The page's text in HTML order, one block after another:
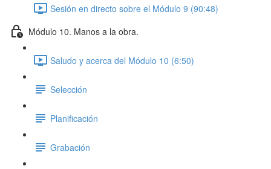
Sesión en directo sobre el Módulo 9 (90:48)
Módulo 10. Manos a la obra.
Saludo y acerca del Módulo 10 (6:50)
Selección
Planificación
Grabación